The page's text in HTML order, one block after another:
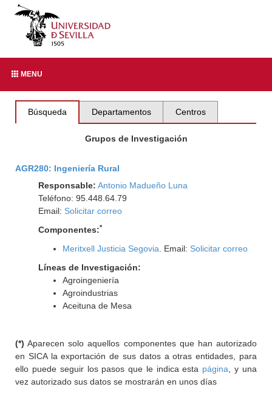
MENU
Búsqueda Departamentos Centros
Grupos de Investigación
AGR280: Ingeniería Rural
Responsable: Antonio Madueño Luna
Teléfono: 95.448.64.79
Email: Solicitar correo
Componentes:*
Meritxell Justicia Segovia . Email: Solicitar correo
Líneas de Investigación:
Agroingeniería
Agroindustrias
Aceituna de Mesa
(*) Aparecen solo aquellos componentes que han autorizado
en SICA la exportación de sus datos a otras entidades, para
ello puede seguir los pasos que le indica esta página , y una
vez autorizado sus datos se mostrarán en unos días